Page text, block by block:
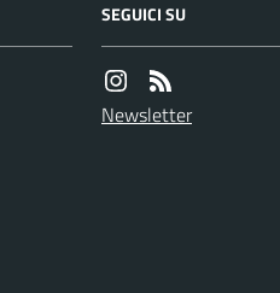
SEGUICI SU
Newsletter